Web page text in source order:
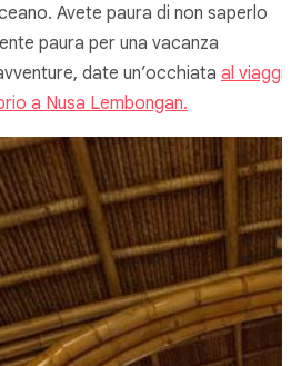
Avete paura di non saperlo
paura per una vacanza
date un’occhiata al
a Nusa Lembongan.